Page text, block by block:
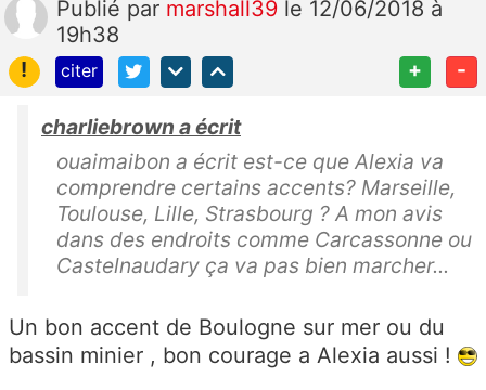
Publié par marshall39 le 12/06/2018 à
19h38
!
citer + -
charliebrown a écrit
ouaimaibon a écrit est-ce que Alexia va
comprendre certains accents? Marseille,
Toulouse, Lille, Strasbourg ? A mon avis
dans des endroits comme Carcassonne ou
Castelnaudary ça va pas bien marcher...
Un bon accent de Boulogne sur mer ou du
bassin minier , bon courage a Alexia aussi !